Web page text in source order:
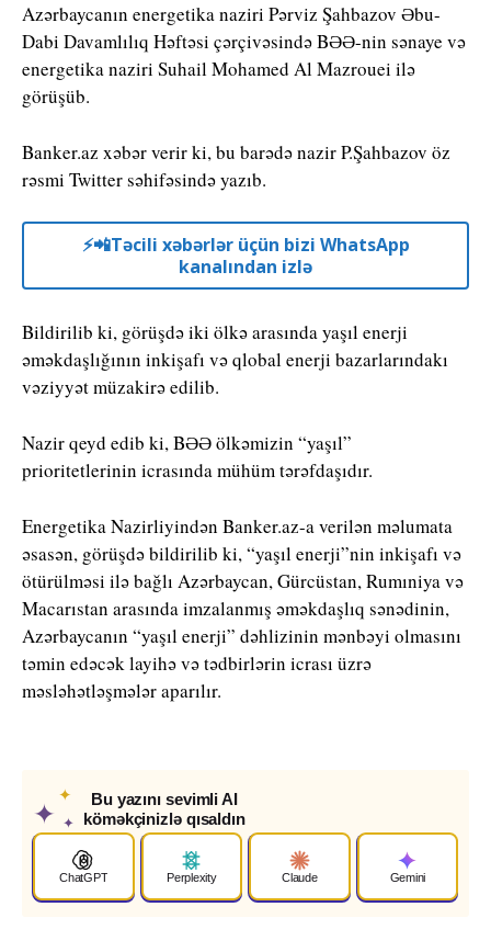
Azərbaycanın energetika naziri Pərviz Şahbazov Əbu-
Dabi Davamlılıq Həftəsi çərçivəsində BƏƏ-nin sənaye və
energetika naziri Suhail Mohamed Al Mazrouei ilə
görüşüb.
Banker.az xəbər verir ki, bu barədə nazir P.Şahbazov öz
rəsmi Twitter səhifəsində yazıb.
⚡️📲Təcili xəbərlər üçün bizi WhatsApp
kanalından izlə
Bildirilib ki, görüşdə iki ölkə arasında yaşıl enerji
əməkdaşlığının inkişafı və qlobal enerji bazarlarındakı
vəziyyət müzakirə edilib.
Nazir qeyd edib ki, BƏƏ ölkəmizin “yaşıl”
prioritetlerinin icrasında mühüm tərəfdaşıdır.
Energetika Nazirliyindən Banker.az-a verilən məlumata
əsasən, görüşdə bildirilib ki, “yaşıl enerji”nin inkişafı və
ötürülməsi ilə bağlı Azərbaycan, Gürcüstan, Rumıniya və
Macarıstan arasında imzalanmış əməkdaşlıq sənədinin,
Azərbaycanın “yaşıl enerji” dəhlizinin mənbəyi olmasını
təmin edəcək layihə və tədbirlərin icrası üzrə
məsləhətləşmələr aparılır.
✦
✦
✦
Bu yazını sevimli AI
köməkçinizlə qısaldın
ChatGPT Perplexity Claude Gemini